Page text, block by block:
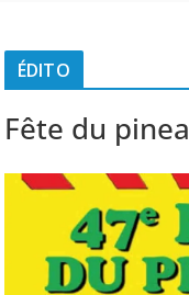
ÉDITO
Fête du